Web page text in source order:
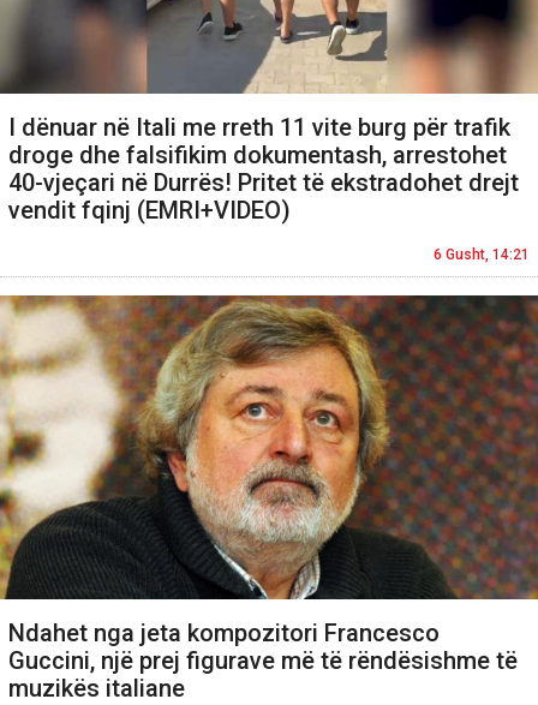
I dënuar në Itali me rreth 11 vite burg për trafik
droge dhe falsifikim dokumentash, arrestohet
40-vjeçari në Durrës! Pritet të ekstradohet drejt
vendit fqinj (EMRI+VIDEO)
6 Gusht, 14:21
Ndahet nga jeta kompozitori Francesco
Guccini, një prej figurave më të rëndësishme të
muzikës italiane